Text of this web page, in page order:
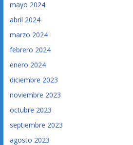
mayo 2024
abril 2024
marzo 2024
febrero 2024
enero 2024
diciembre 2023
noviembre 2023
octubre 2023
septiembre 2023
agosto 2023